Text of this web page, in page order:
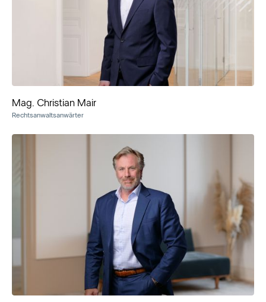
Mag. Christian Mair
Rechtsanwaltsanwärter